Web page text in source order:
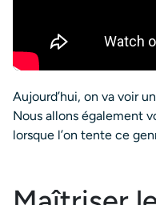
Aujourd’hui, on va voir
Nous allons également
lorsque l’on tente ce